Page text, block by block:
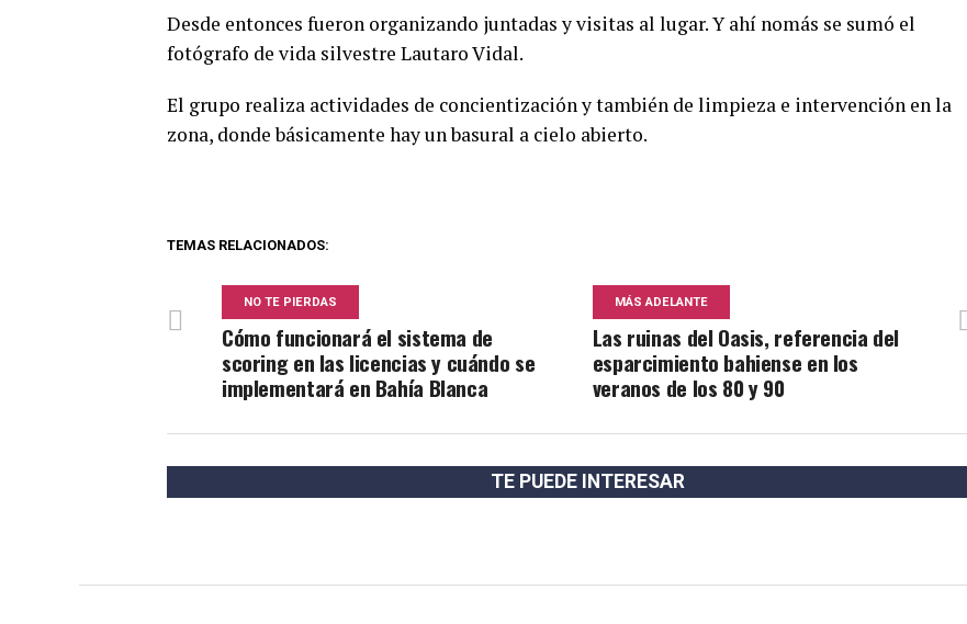
Desde entonces fueron organizando juntadas y visitas al lugar. Y ahí nomás se sumó el
fotógrafo de vida silvestre Lautaro Vidal.
El grupo realiza actividades de concientización y también de limpieza e intervención en la
zona, donde básicamente hay un basural a cielo abierto.
TEMAS RELACIONADOS:
MÁS ADELANTE
Las ruinas del Oasis, referencia del
esparcimiento bahiense en los
veranos de los 80 y 90
NO TE PIERDAS
Cómo funcionará el sistema de
scoring en las licencias y cuándo se
implementará en Bahía Blanca
TE PUEDE INTERESAR